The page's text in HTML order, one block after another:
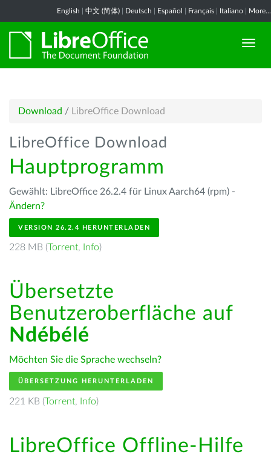
English 中文 (简体) Deutsch Español Français Italiano More...
Download / LibreOffice Download
LibreOffice Download
Hauptprogramm
Gewählt: LibreOffice 26.2.4 für Linux Aarch64 (rpm) -
Ändern?
VERSION 26.2.4 HERUNTERLADEN
228 MB (Torrent, Info)
Übersetzte
Benutzeroberfläche auf
Ndébélé
Möchten Sie die Sprache wechseln?
ÜBERSETZUNG HERUNTERLADEN
221 KB (Torrent, Info)
LibreOffice Offline-Hilfe